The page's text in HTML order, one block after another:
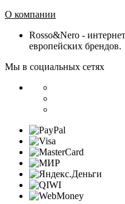
О компании
Rosso&Nero -
европейских брендов.
Мы в социальных сетях